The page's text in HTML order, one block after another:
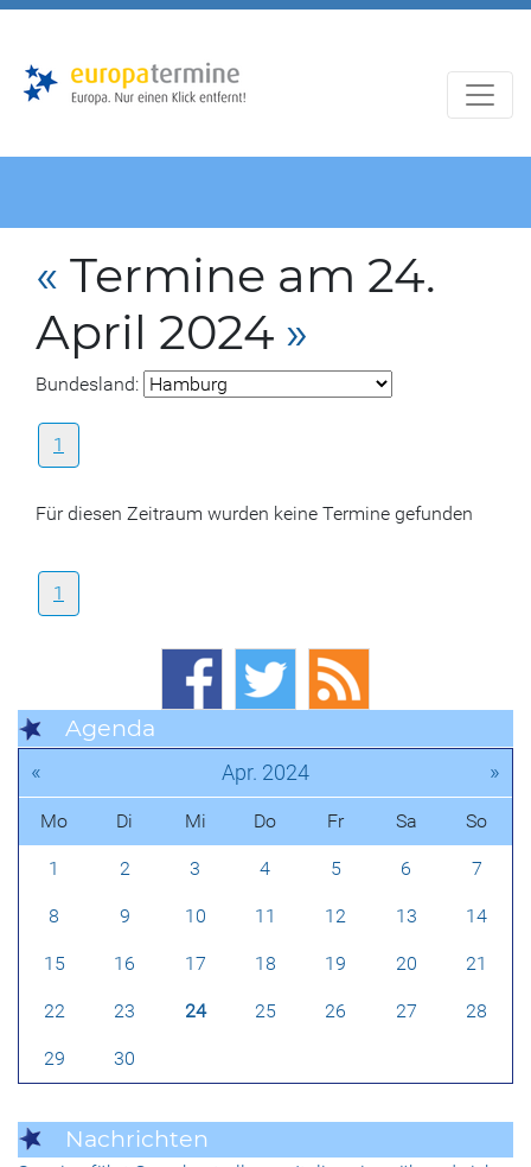
« Termine am 24.
April 2024 »
Bundesland:
1
Für diesen Zeitraum wurden keine Termine gefunden
1
Agenda
« Apr. 2024 »
Mo Di Mi Do Fr Sa So
1 2 3 4 5 6 7
8 9 10 11 12 13 14
15 16 17 18 19 20 21
22 23 24 25 26 27 28
29 30
Nachrichten